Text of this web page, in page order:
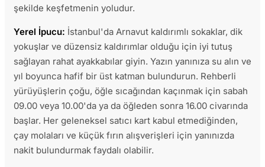
şekilde keşfetmenin yoludur.
Yerel İpucu: İstanbul'da Arnavut kaldırımlı sokaklar, dik
yokuşlar ve düzensiz kaldırımlar olduğu için iyi tutuş
sağlayan rahat ayakkabılar giyin. Yazın yanınıza su alın ve
yıl boyunca hafif bir üst katman bulundurun. Rehberli
yürüyüşlerin çoğu, öğle sıcağından kaçınmak için sabah
09.00 veya 10.00'da ya da öğleden sonra 16.00 civarında
başlar. Her geleneksel satıcı kart kabul etmediğinden,
çay molaları ve küçük fırın alışverişleri için yanınızda
nakit bulundurmak faydalı olabilir.